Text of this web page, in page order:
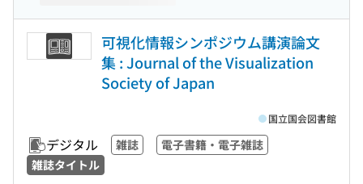
可視化情報シンポジウム講演論文
集 : Journal of the Visualization
Society of Japan
デジタル 雑誌
電子書籍・電子雑誌
雑誌タイトル
国立国会図書館